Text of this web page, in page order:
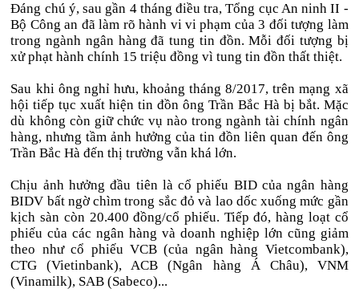
Đáng chú ý, sau gần 4 tháng điều tra, Tổng cục An ninh II -
Bộ Công an đã làm rõ hành vi vi phạm của 3 đối tượng làm
trong ngành ngân hàng đã tung tin đồn. Mỗi đối tượng bị
xử phạt hành chính 15 triệu đồng vì tung tin đồn thất thiệt.
Sau khi ông nghỉ hưu, khoảng tháng 8/2017, trên mạng xã
hội tiếp tục xuất hiện tin đồn ông Trần Bắc Hà bị bắt. Mặc
dù không còn giữ chức vụ nào trong ngành tài chính ngân
hàng, nhưng tầm ảnh hưởng của tin đồn liên quan đến ông
Trần Bắc Hà đến thị trường vẫn khá lớn.
Chịu ảnh hưởng đầu tiên là cổ phiếu BID của ngân hàng
BIDV bất ngờ chìm trong sắc đỏ và lao dốc xuống mức gần
kịch sàn còn 20.400 đồng/cổ phiếu. Tiếp đó, hàng loạt cổ
phiếu của các ngân hàng và doanh nghiệp lớn cũng giảm
theo như cổ phiếu VCB (của ngân hàng Vietcombank),
CTG (Vietinbank), ACB (Ngân hàng Á Châu), VNM
(Vinamilk), SAB (Sabeco)...